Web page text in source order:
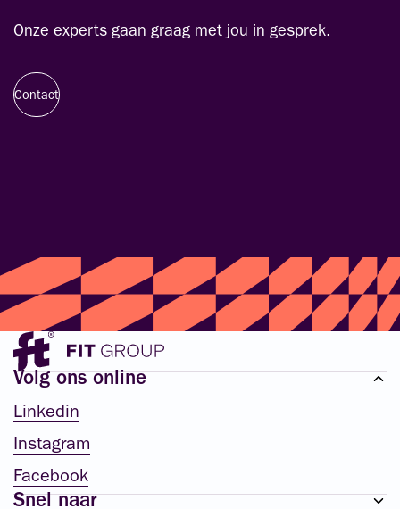
Onze experts gaan graag met jou in gesprek.
Contact
Volg ons online
Linkedin
Instagram
Facebook
Snel naar